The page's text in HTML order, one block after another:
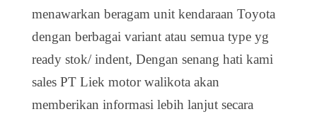
menawarkan beragam unit kendaraan Toyota
dengan berbagai variant atau semua type yg
ready stok/ indent, Dengan senang hati kami
sales PT Liek motor walikota akan
memberikan informasi lebih lanjut secara